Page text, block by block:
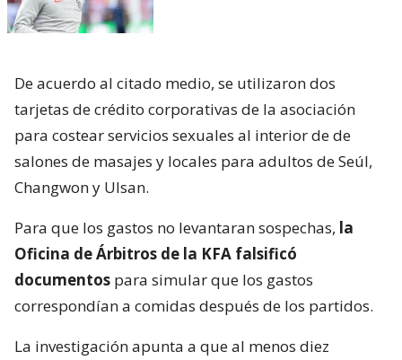
De acuerdo al citado medio, se utilizaron dos
tarjetas de crédito corporativas de la asociación
para costear servicios sexuales al interior de de
salones de masajes y locales para adultos de Seúl,
Changwon y Ulsan.
Para que los gastos no levantaran sospechas, la
Oficina de Árbitros de la KFA falsificó
documentos para simular que los gastos
correspondían a comidas después de los partidos.
La investigación apunta a que al menos diez